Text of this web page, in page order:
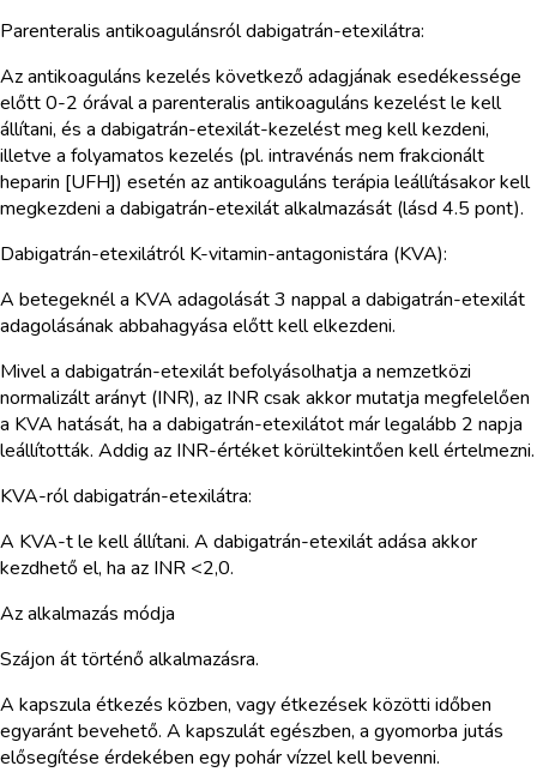
Parenteralis antikoagulánsról dabigatrán-etexilátra:
Az antikoaguláns kezelés következő adagjának esedékessége
előtt 0-2 órával a parenteralis antikoaguláns kezelést le kell
állítani, és a dabigatrán-etexilát-kezelést meg kell kezdeni,
illetve a folyamatos kezelés (pl. intravénás nem frakcionált
heparin [UFH]) esetén az antikoaguláns terápia leállításakor kell
megkezdeni a dabigatrán-etexilát alkalmazását (lásd 4.5 pont).
Dabigatrán-etexilátról K-vitamin-antagonistára (KVA):
A betegeknél a KVA adagolását 3 nappal a dabigatrán-etexilát
adagolásának abbahagyása előtt kell elkezdeni.
Mivel a dabigatrán-etexilát befolyásolhatja a nemzetközi
normalizált arányt (INR), az INR csak akkor mutatja megfelelően
a KVA hatását, ha a dabigatrán-etexilátot már legalább 2 napja
leállították. Addig az INR-értéket körültekintően kell értelmezni.
KVA-ról dabigatrán-etexilátra:
A KVA-t le kell állítani. A dabigatrán-etexilát adása akkor
kezdhető el, ha az INR <2,0.
Az alkalmazás módja
Szájon át történő alkalmazásra.
A kapszula étkezés közben, vagy étkezések közötti időben
egyaránt bevehető. A kapszulát egészben, a gyomorba jutás
elősegítése érdekében egy pohár vízzel kell bevenni.